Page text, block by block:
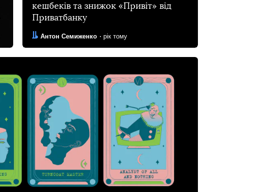
кешбеків та знижок «Привіт» від
Приватбанку
Автор:
Антон Семиженко
Дата: рік тому